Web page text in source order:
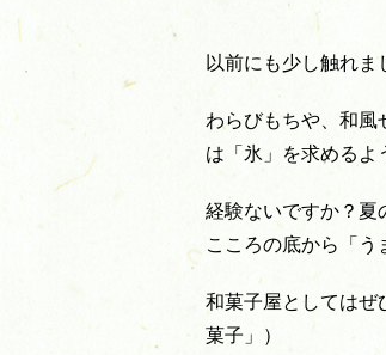
以前にも少し触れま
わらびもちや、和風
は「氷」を求めるよ
経験ないですか？夏
こころの底から「う
和菓子屋としてはぜ
菓子」）